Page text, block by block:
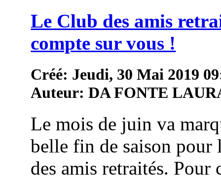
Le Club des amis
compte sur vous !
Créé: Jeudi, 30 Mai 2019
Auteur: DA FONTE
Le mois de juin va
belle fin de saison pour
des amis retraités. Pour